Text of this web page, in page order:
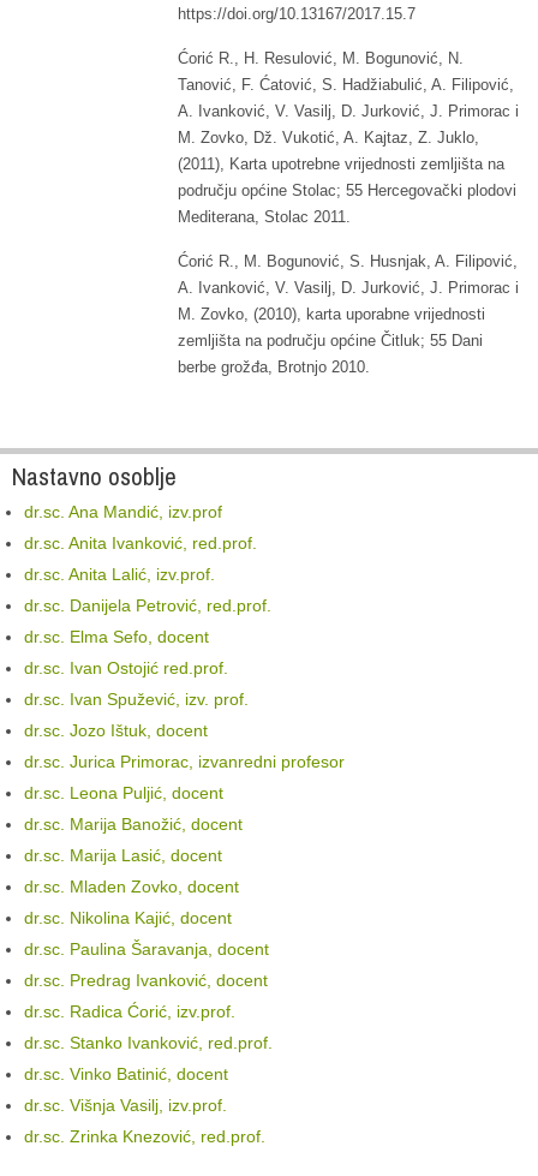
https://doi.org/10.13167/2017.15.7
Ćorić R., H. Resulović, M. Bogunović, N.
Tanović, F. Ćatović, S. Hadžiabulić, A. Filipović,
A. Ivanković, V. Vasilj, D. Jurković, J. Primorac i
M. Zovko, Dž. Vukotić, A. Kajtaz, Z. Juklo,
(2011), Karta upotrebne vrijednosti zemljišta na
području općine Stolac; 55 Hercegovački plodovi
Mediterana, Stolac 2011.
Ćorić R., M. Bogunović, S. Husnjak, A. Filipović,
A. Ivanković, V. Vasilj, D. Jurković, J. Primorac i
M. Zovko, (2010), karta uporabne vrijednosti
zemljišta na području općine Čitluk; 55 Dani
berbe grožđa, Brotnjo 2010.
Nastavno osoblje
dr.sc. Ana Mandić, izv.prof
dr.sc. Anita Ivanković, red.prof.
dr.sc. Anita Lalić, izv.prof.
dr.sc. Danijela Petrović, red.prof.
dr.sc. Elma Sefo, docent
dr.sc. Ivan Ostojić red.prof.
dr.sc. Ivan Spužević, izv. prof.
dr.sc. Jozo Ištuk, docent
dr.sc. Jurica Primorac, izvanredni profesor
dr.sc. Leona Puljić, docent
dr.sc. Marija Banožić, docent
dr.sc. Marija Lasić, docent
dr.sc. Mladen Zovko, docent
dr.sc. Nikolina Kajić, docent
dr.sc. Paulina Šaravanja, docent
dr.sc. Predrag Ivanković, docent
dr.sc. Radica Ćorić, izv.prof.
dr.sc. Stanko Ivanković, red.prof.
dr.sc. Vinko Batinić, docent
dr.sc. Višnja Vasilj, izv.prof.
dr.sc. Zrinka Knezović, red.prof.